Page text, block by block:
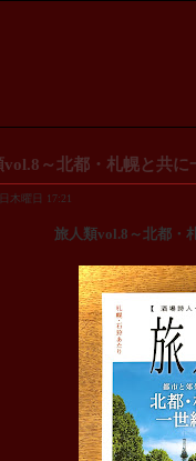
vol.8～北都・札幌と共に
木曜日 17:21
旅人類vol.8～北都・